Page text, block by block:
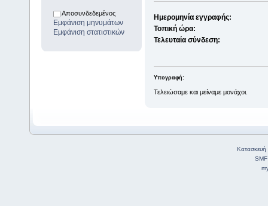
Αποσυνδεδεμένος
Εμφάνιση μηνυμάτων
Εμφάνιση στατιστικών
Ημερομηνία εγγραφής:
Τοπική ώρα:
Τελευταία σύνδεση:
Υπογραφή:
Τελειώσαμε και μείναμε μονάχοι.
Κατασκευή